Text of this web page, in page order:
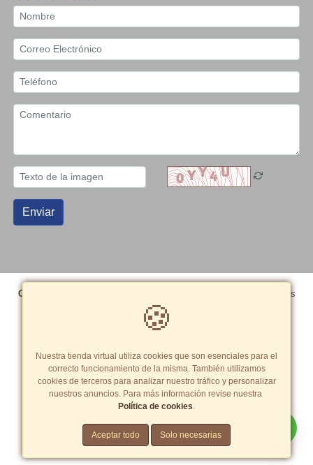
Enviar
Copyright© 2026 Grupo Editorial Peisa SAC
- Todos los derechos
reservados
Términos y Condiciones|
Tarifas y zonas de reparto
🍪
Nuestra tienda virtual utiliza cookies que son esenciales para el
correcto funcionamiento de la misma. También utilizamos
cookies de terceros para analizar nuestro tráfico y personalizar
nuestros anuncios. Para más información revise nuestra
Política de cookies.
Aceptar todo Solo necesarias
Crea una tienda virtual como esta.